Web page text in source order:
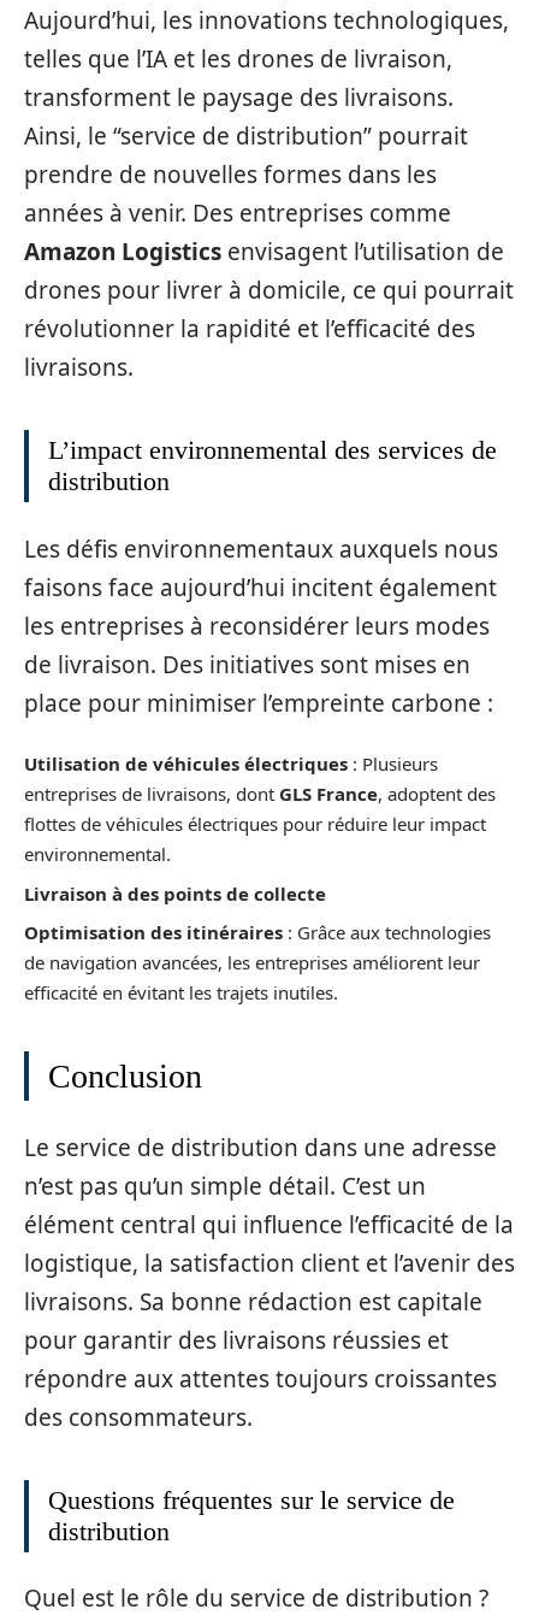
Aujourd’hui, les innovations technologiques,
telles que l’IA et les drones de livraison,
transforment le paysage des livraisons.
Ainsi, le “service de distribution” pourrait
prendre de nouvelles formes dans les
années à venir. Des entreprises comme
Amazon Logistics envisagent l’utilisation de
drones pour livrer à domicile, ce qui pourrait
révolutionner la rapidité et l’efficacité des
livraisons.
L’impact environnemental des services de
distribution
Les défis environnementaux auxquels nous
faisons face aujourd’hui incitent également
les entreprises à reconsidérer leurs modes
de livraison. Des initiatives sont mises en
place pour minimiser l’empreinte carbone :
Utilisation de véhicules électriques : Plusieurs
entreprises de livraisons, dont GLS France, adoptent des
flottes de véhicules électriques pour réduire leur impact
environnemental.
Livraison à des points de collecte
Optimisation des itinéraires : Grâce aux technologies
de navigation avancées, les entreprises améliorent leur
efficacité en évitant les trajets inutiles.
Conclusion
Le service de distribution dans une adresse
n’est pas qu’un simple détail. C’est un
élément central qui influence l’efficacité de la
logistique, la satisfaction client et l’avenir des
livraisons. Sa bonne rédaction est capitale
pour garantir des livraisons réussies et
répondre aux attentes toujours croissantes
des consommateurs.
Questions fréquentes sur le service de
distribution
Quel est le rôle du service de distribution ?